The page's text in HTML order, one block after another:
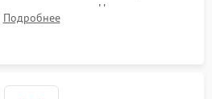
зазоров. Нанесение
или укладка уплотнительной
Подробнее